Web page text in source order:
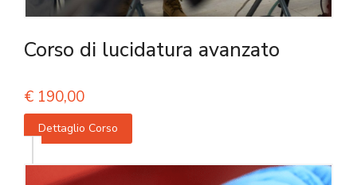
Corso di lucidatura avanzato
€ 190,00
Dettaglio Corso